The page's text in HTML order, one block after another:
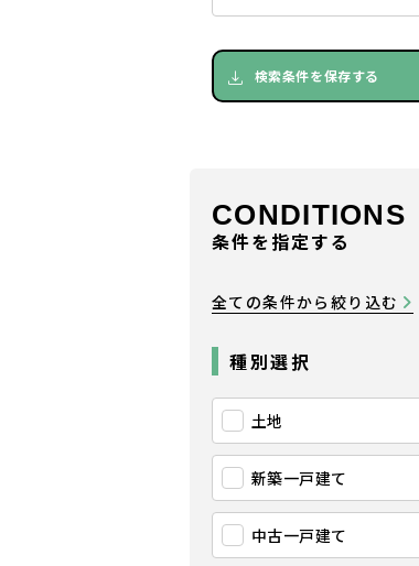
検索条件を保存する
CONDITIONS
条件を指定する
全ての条件から絞り込む
種別選択
土地
新築一戸建て
中古一戸建て